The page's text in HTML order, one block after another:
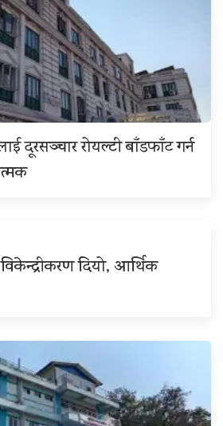
दूरसञ्चार रोयल्टी बाँडफाँट गर्न
दियो, आर्थिक